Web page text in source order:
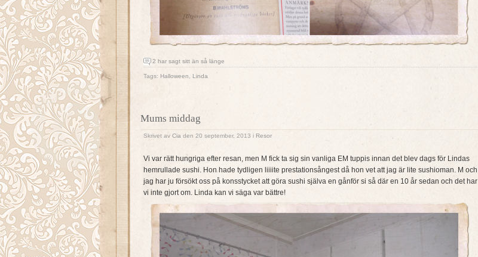
2 har sagt sitt än så länge
Tags: Halloween Linda
Mums middag
Skrivet av Cia den 20 september, 2013 i Resor
Vi var rätt hungriga efter resan, men M fick ta sig sin vanliga EM tuppis innan det blev dags för Lindas
hemrullade sushi. Hon hade tydligen liiiite prestationsångest då hon vet att jag är lite sushioman. M och
jag har ju försökt oss på konsstycket att göra sushi själva en gånför si så där en 10 år sedan och det har
vi inte gjort om. Linda kan vi säga var bättre!